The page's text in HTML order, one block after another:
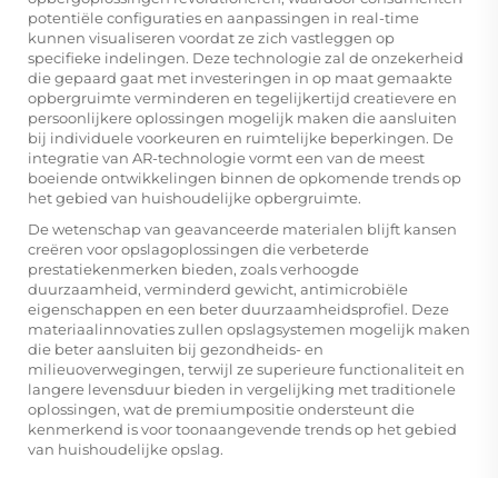
potentiële configuraties en aanpassingen in real-time
kunnen visualiseren voordat ze zich vastleggen op
specifieke indelingen. Deze technologie zal de onzekerheid
die gepaard gaat met investeringen in op maat gemaakte
opbergruimte verminderen en tegelijkertijd creatievere en
persoonlijkere oplossingen mogelijk maken die aansluiten
bij individuele voorkeuren en ruimtelijke beperkingen. De
integratie van AR-technologie vormt een van de meest
boeiende ontwikkelingen binnen de opkomende trends op
het gebied van huishoudelijke opbergruimte.
De wetenschap van geavanceerde materialen blijft kansen
creëren voor opslagoplossingen die verbeterde
prestatiekenmerken bieden, zoals verhoogde
duurzaamheid, verminderd gewicht, antimicrobiële
eigenschappen en een beter duurzaamheidsprofiel. Deze
materiaalinnovaties zullen opslagsystemen mogelijk maken
die beter aansluiten bij gezondheids- en
milieuoverwegingen, terwijl ze superieure functionaliteit en
langere levensduur bieden in vergelijking met traditionele
oplossingen, wat de premiumpositie ondersteunt die
kenmerkend is voor toonaangevende trends op het gebied
van huishoudelijke opslag.